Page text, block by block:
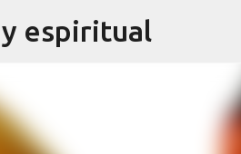
espiritual